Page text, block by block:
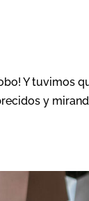
Y tuvimos
y